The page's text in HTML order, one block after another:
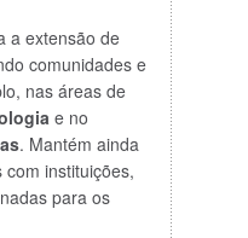
a extensão de
comunidades e
nas áreas de
e no
. Mantém ainda
instituições,
para os